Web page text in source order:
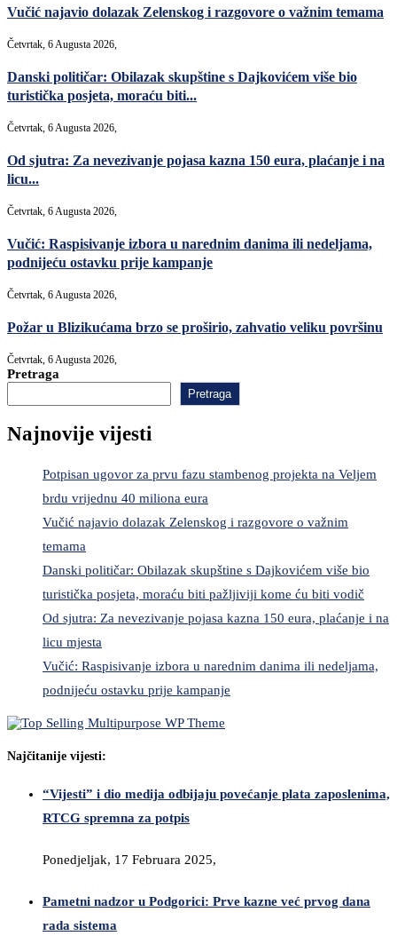
Vučić najavio dolazak Zelenskog i razgovore o važnim temama
Četvrtak, 6 Augusta 2026,
Danski političar: Obilazak skupštine s Dajkovićem više bio
turistička posjeta, moraću biti...
Četvrtak, 6 Augusta 2026,
Od sjutra: Za nevezivanje pojasa kazna 150 eura, plaćanje i na
licu...
Četvrtak, 6 Augusta 2026,
Vučić: Raspisivanje izbora u narednim danima ili nedeljama,
podnijeću ostavku prije kampanje
Četvrtak, 6 Augusta 2026,
Požar u Blizikućama brzo se proširio, zahvatio veliku površinu
Četvrtak, 6 Augusta 2026,
Pretraga
Pretraga
Najnovije vijesti
Potpisan ugovor za prvu fazu stambenog projekta na Veljem
brdu vrijednu 40 miliona eura
Vučić najavio dolazak Zelenskog i razgovore o važnim
temama
Danski političar: Obilazak skupštine s Dajkovićem više bio
turistička posjeta, moraću biti pažljiviji kome ću biti vodič
Od sjutra: Za nevezivanje pojasa kazna 150 eura, plaćanje i na
licu mjesta
Vučić: Raspisivanje izbora u narednim danima ili nedeljama,
podnijeću ostavku prije kampanje
Najčitanije vijesti:
“Vijesti” i dio medija odbijaju povećanje plata zaposlenima,
RTCG spremna za potpis
Ponedjeljak, 17 Februara 2025,
Pametni nadzor u Podgorici: Prve kazne već prvog dana
rada sistema